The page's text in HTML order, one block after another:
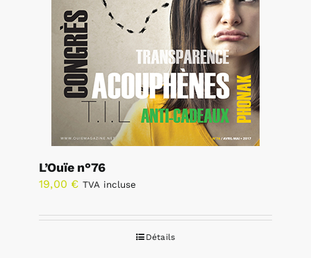
L’Ouïe n°76
19,00 € TVA incluse
Détails